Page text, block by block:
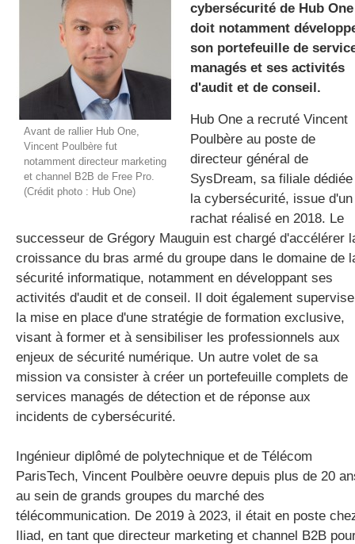
Avant de rallier Hub One,
Vincent Poulbère fut
notamment directeur marketing
et channel B2B de Free Pro.
(Crédit photo : Hub One)
cybersécurité de Hub One
doit notamment
son portefeuille de
managés et ses activités
d'audit et de conseil.
Hub One a recruté Vincent
Poulbère au poste de
directeur général de
SysDream, sa filiale
la cybersécurité, issue d'un
rachat réalisé en 2018. Le
successeur de Grégory Mauguin est chargé d'accélérer
croissance du bras armé du groupe dans le domaine de
sécurité informatique, notamment en développant ses
activités d'audit et de conseil. Il doit également
la mise en place d'une stratégie de formation exclusive,
visant à former et à sensibiliser les professionnels aux
enjeux de sécurité numérique. Un autre volet de sa
mission va consister à créer un portefeuille complets de
services managés de détection et de réponse aux
incidents de cybersécurité.
Ingénieur diplômé de polytechnique et de Télécom
ParisTech, Vincent Poulbère oeuvre depuis plus de 20
au sein de grands groupes du marché des
télécommunication. De 2019 à 2023, il était en poste
Iliad, en tant que directeur marketing et channel B2B